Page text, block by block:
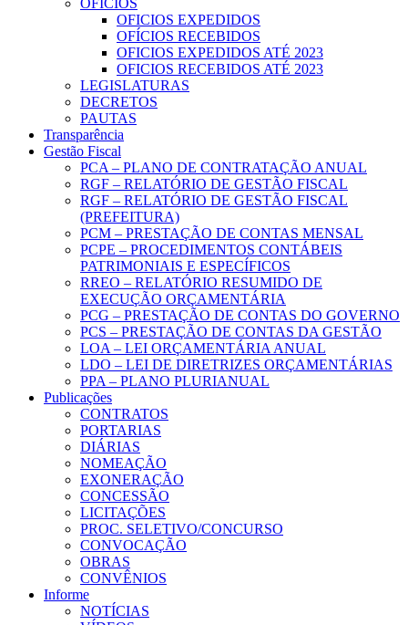
OFICIOS
OFICIOS EXPEDIDOS
OFÍCIOS RECEBIDOS
OFICIOS EXPEDIDOS ATÉ 2023
OFICIOS RECEBIDOS ATÉ 2023
LEGISLATURAS
DECRETOS
PAUTAS
Transparência
Gestão Fiscal
PCA – PLANO DE CONTRATAÇÃO ANUAL
RGF – RELATÓRIO DE GESTÃO FISCAL
RGF – RELATÓRIO DE GESTÃO FISCAL
(PREFEITURA)
PCM – PRESTAÇÃO DE CONTAS MENSAL
PCPE – PROCEDIMENTOS CONTÁBEIS
PATRIMONIAIS E ESPECÍFICOS
RREO – RELATÓRIO RESUMIDO DE
EXECUÇÃO ORÇAMENTÁRIA
PCG – PRESTAÇÃO DE CONTAS DO GOVERNO
PCS – PRESTAÇÃO DE CONTAS DA GESTÃO
LOA – LEI ORÇAMENTÁRIA ANUAL
LDO – LEI DE DIRETRIZES ORÇAMENTÁRIAS
PPA – PLANO PLURIANUAL
Publicações
CONTRATOS
PORTARIAS
DIÁRIAS
NOMEAÇÃO
EXONERAÇÃO
CONCESSÃO
LICITAÇÕES
PROC. SELETIVO/CONCURSO
CONVOCAÇÃO
OBRAS
CONVÊNIOS
Informe
NOTÍCIAS